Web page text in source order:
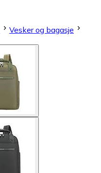
Vesker og bagasje